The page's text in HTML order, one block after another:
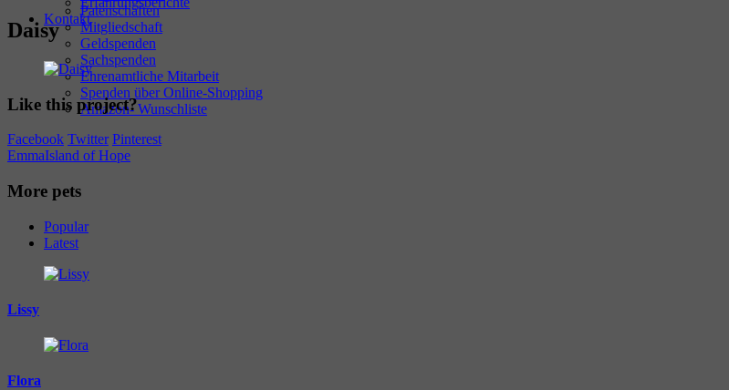
Patenschaften
Mitgliedschaft
Geldspenden
Sachspenden
Ehrenamtliche Mitarbeit
Spenden über Online-Shopping
Amazon- Wunschliste
Kontakt
Daisy
Like this project?
Facebook Twitter Pinterest
EmmaIsland of Hope
More pets
Popular
Latest
Lissy
Flora